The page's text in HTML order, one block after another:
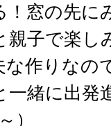
！窓の先に
子で楽し
な作りなの
緒に出発
）